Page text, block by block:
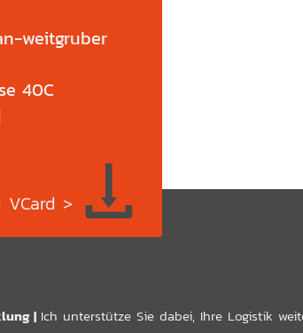
40C
weitgruber
VCard >
| Ich unterstütze Sie dabei, Ihre Logistik